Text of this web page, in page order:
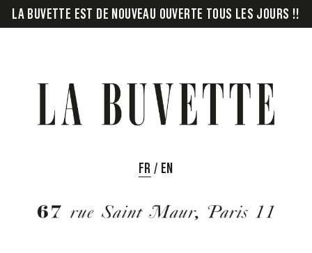
LA BUVETTE EST DE NOUVEAU OUVERTE TOUS LES JOURS !!
FR / EN